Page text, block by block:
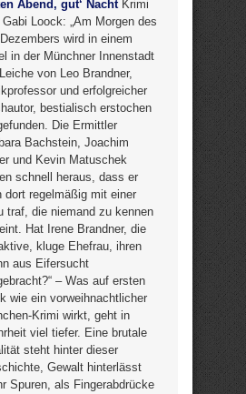
Abend, gut‘ NachtKrimi
Loock: „Am Morgen des
wird in einem
in der Münchner Innenstadt
von Leo Brandner,
und erfolgreicher
bestialisch erstochen
Die Ermittler
Bachstein, Joachim
und Kevin Matuschek
schnell heraus, dass er
dort regelmäßig mit einer
traf, die niemand zu kennen
Hat Irene Brandner, die
kluge Ehefrau, ihren
aus Eifersucht
– Was auf ersten
wie ein vorweihnachtlicher
Krimi wirkt, geht in
viel tiefer. Eine brutale
steht hinter dieser
Gewalt hinterlässt
Spuren, als Fingerabdrücke